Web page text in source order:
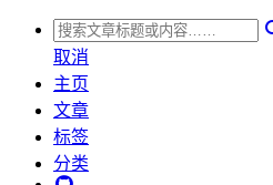
取消
主页
文章
标签
分类